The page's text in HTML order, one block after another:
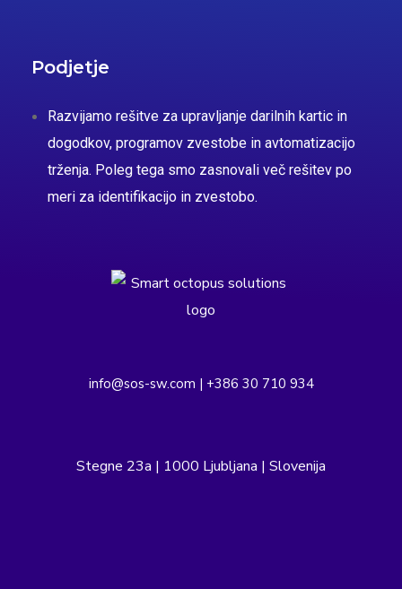
Podjetje
Razvijamo rešitve za upravljanje darilnih kartic in
dogodkov, programov zvestobe in avtomatizacijo
trženja. Poleg tega smo zasnovali več rešitev po
meri za identifikacijo in zvestobo.
info@sos-sw.com | +386 30 710 934
Stegne 23a | 1000 Ljubljana | Slovenija